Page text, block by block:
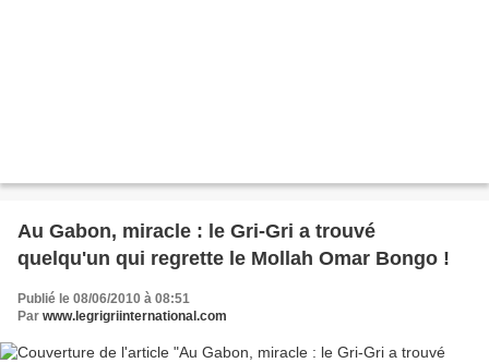
Au Gabon, miracle : le Gri-Gri a trouvé
quelqu'un qui regrette le Mollah Omar Bongo !
Publié le 08/06/2010 à 08:51
Par www.legrigriinternational.com